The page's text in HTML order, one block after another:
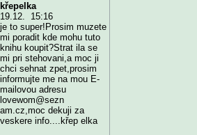
křepelka
19.12. 15:16
je to super!Prosim muzete
mi poradit kde mohu tuto
knihu koupit?Strat ila se
mi pri stehovani,a moc ji
chci sehnat zpet,prosim
informujte me na mou E-
mailovou adresu
lovewom@sezn
am.cz,moc dekuji za
veskere info....křep elka